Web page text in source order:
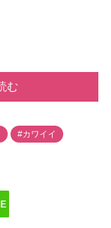
む
#カワイイ